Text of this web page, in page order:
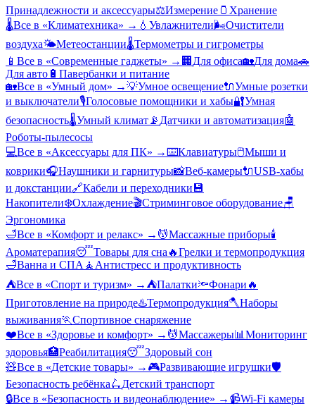
Принадлежности и аксессуары⚖️Измерение 🫙 Хранение
🌡️Все в «Климатехника» → 💧 Увлажнители🌬️Очистители
воздуха🌤️Метеостанции🌡️Термометры и гигрометры
📱 Все в «Современные гаджеты» → 🏢 Для офиса🏡Для дома🚗
Для авто 🔋 Павербанки и питание
🏡Все в «Умный дом» →💡Умное освещение🔌Умные розетки
и выключатели🎙️Голосовые помощники и хабы🔐Умная
безопасность🌡️Умный климат 📡 Датчики и автоматизация🤖
Роботы-пылесосы
💻Все в «Аксессуары для ПК» →⌨️Клавиатуры🖱️Мыши и
коврики🎧Наушники и гарнитуры📸Веб-камеры🔌USB-хабы
и докстанции🔗Кабели и переходники 💾
Накопители❄️Охлаждение🎬Стриминговое оборудование🪑
Эргономика
🛁Все в «Комфорт и релакс» → 💆Массажные приборы🕯️
Ароматерапия😴Товары для сна 🔥Грелки и термопродукция
🛁Ванна и СПА 🧘 Антистресс и продуктивность
⛺Все в «Спорт и туризм» → ⛺Палатки🔦Фонари 🔥
Приготовление на природе♨️Термопродукция🪓Наборы
выживания🏃Спортивное снаряжение
❤️Все в «Здоровье и комфорт» → 💆Массажеры📊 Мониторинг
здоровья🏥Реабилитация😴Здоровый сон
🧸Все в «Детские товары» → 🎮Развивающие игрушки🛡️
Безопасность ребёнка🛴Детский транспорт
🔒Все в «Безопасность и видеонаблюдение» → 📹Wi-Fi камеры